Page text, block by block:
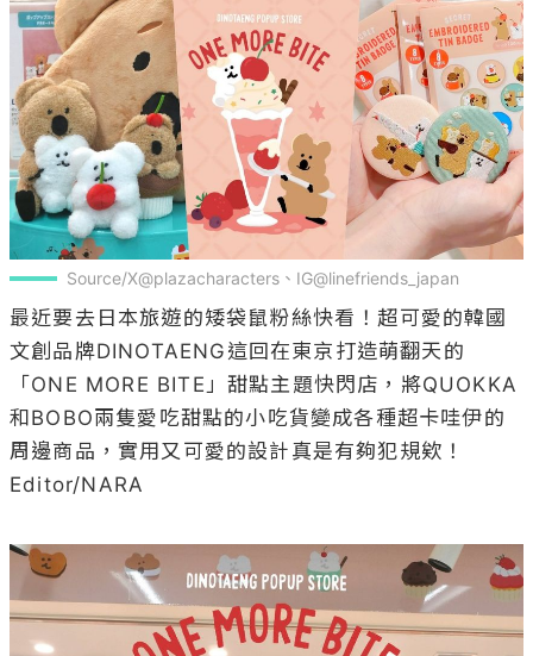
Source/X@plazacharacters、IG@linefriends_japan
最近要去日本旅遊的矮袋鼠粉絲快看！超可愛的韓國
文創品牌DINOTAENG這回在東京打造萌翻天的
「ONE MORE BITE」甜點主題快閃店，將QUOKKA
和BOBO兩隻愛吃甜點的小吃貨變成各種超卡哇伊的
周邊商品，實用又可愛的設計真是有夠犯規欸！
Editor/NARA